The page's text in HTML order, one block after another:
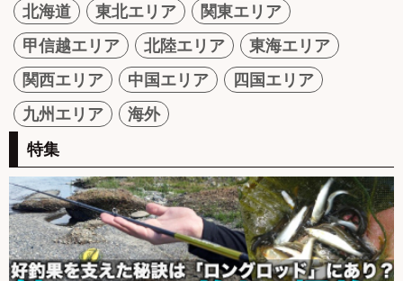
北海道 東北エリア
関東エリア
甲信越エリア
北陸エリア
東海エリア
関西エリア
中国エリア
四国エリア
九州エリア
海外
特集